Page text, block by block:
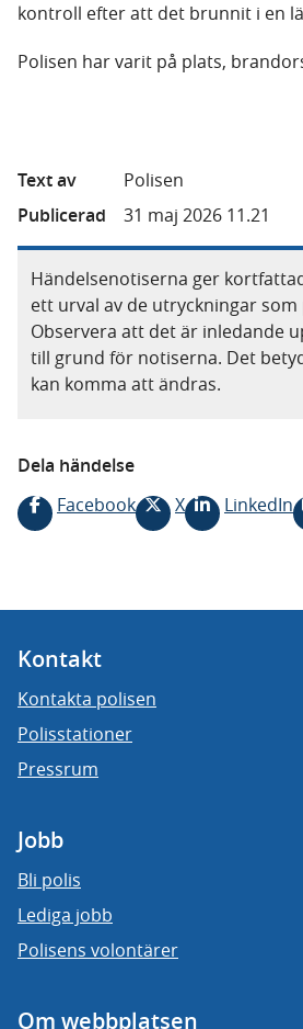
kontroll efter att det brunnit i en
Polisen har varit på plats,
Text av
Polisen
Publicerad
31 maj 2026 11.21
Händelsenotiserna ger
ett urval av de utryckningar som
Observera att det är inledande
till grund för notiserna. Det
kan komma att ändras.
Dela händelse
Facebook
X LinkedIn
Kontakt
Kontakta polisen
Polisstationer
Pressrum
Jobb
Bli polis
Lediga jobb
Polisens volontärer
Om webbplatsen